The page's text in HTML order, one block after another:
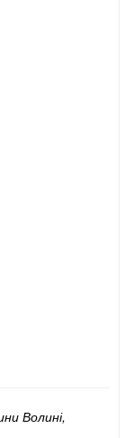
Волині,